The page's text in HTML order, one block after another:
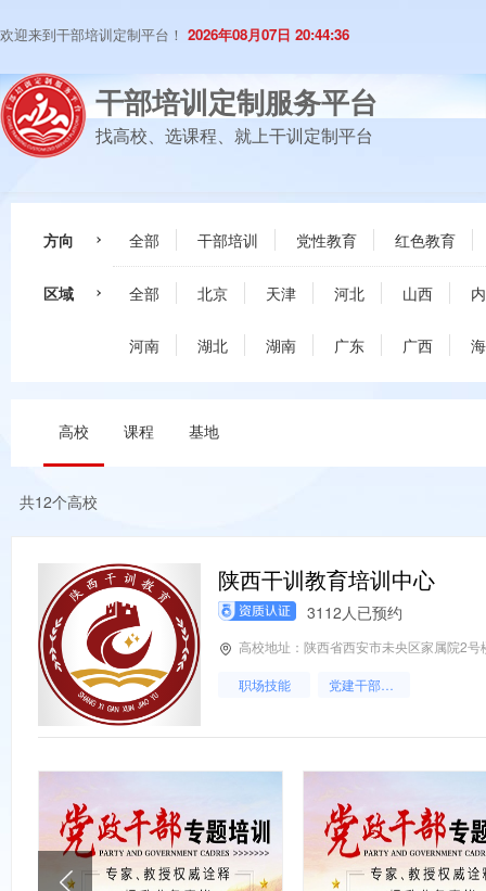
欢迎来到干部培训定制平台！ 2026年08月07日 20:44:37
干部培训定制服务平台
找高校、选课程、就上干训定制平台
方向 全部 干部培训 党性教育 红色教育
区域 全部 北京 天津 河北 山西
河南 湖北 湖南 广东 广西
高校 课程 基地
共12个高校
陕西干训教育培训中心
3112人已预约
高校地址：陕西省西安市未央区家属院2号
职场技能 党建干部培训